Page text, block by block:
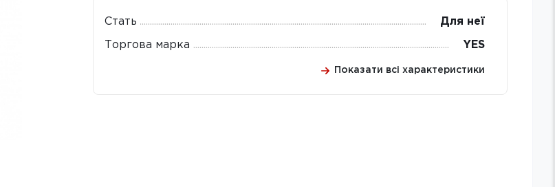
Стать Для неї
Торгова марка YES
Показати всі характеристики